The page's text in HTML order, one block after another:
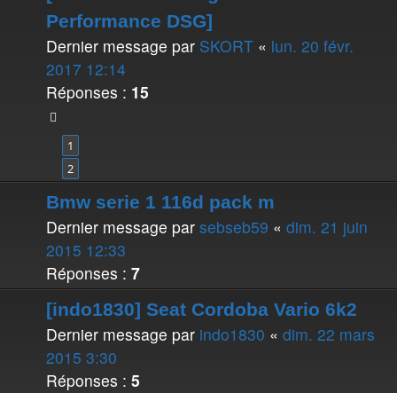
Performance DSG]
Dernier message par SKORT « lun. 20 févr.
2017 12:14
Réponses : 15
1
2
Bmw serie 1 116d pack m
Dernier message par sebseb59 « dim. 21 juin
2015 12:33
Réponses : 7
[indo1830] Seat Cordoba Vario 6k2
Dernier message par indo1830 « dim. 22 mars
2015 3:30
Réponses : 5